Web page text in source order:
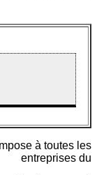
à toutes les
entreprises du